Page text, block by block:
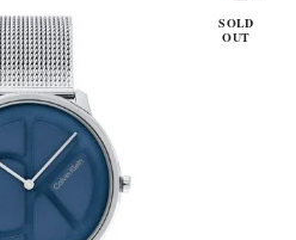
SOLD
OUT